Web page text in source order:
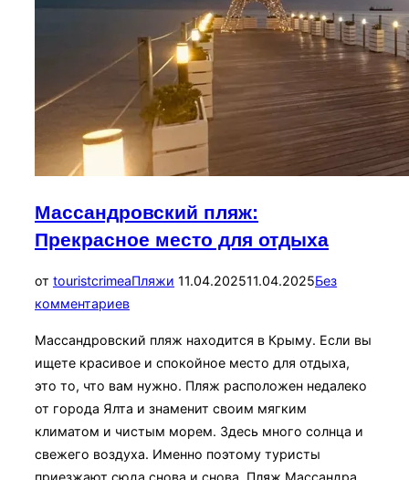
Массандровский пляж:
Прекрасное место для отдыха
от touristcrimeaПляжи Опубликовано
11.04.202511.04.2025Без
комментариев
Массандровский пляж находится в Крыму. Если вы
ищете красивое и спокойное место для отдыха,
это то, что вам нужно. Пляж расположен недалеко
от города Ялта и знаменит своим мягким
климатом и чистым морем. Здесь много солнца и
свежего воздуха. Именно поэтому туристы
приезжают сюда снова и снова. Пляж Массандра